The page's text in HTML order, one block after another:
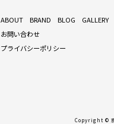
ABOUT BRAND BLOG GALLERY
お問い合わせ
プライバシーポリシー
Copyright © 京